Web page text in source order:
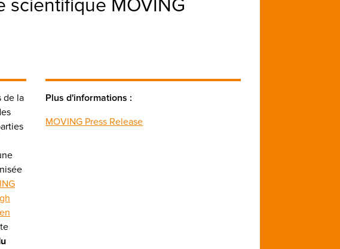
scientifique MOVING
de la
Plus d'informations :
MOVING Press Release